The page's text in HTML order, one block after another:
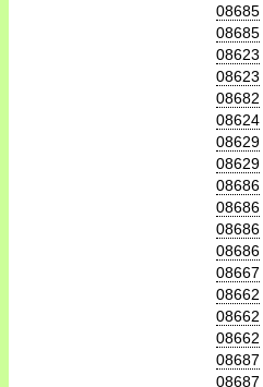
08685
08685
08623
08623
08682
08624
08629
08629
08686
08686
08686
08686
08667
08662
08662
08662
08687
08687